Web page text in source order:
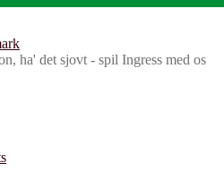
ha' det sjovt - spil Ingress med os